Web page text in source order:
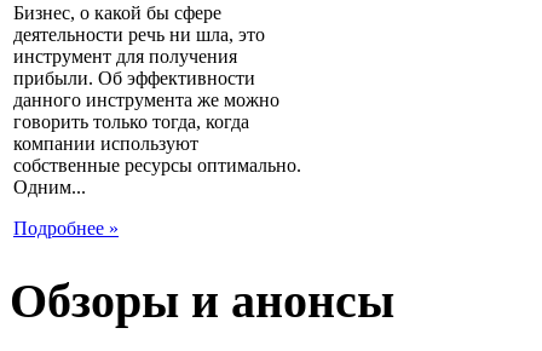
Бизнес, о какой бы сфере
деятельности речь ни шла, это
инструмент для получения
прибыли. Об эффективности
данного инструмента же можно
говорить только тогда, когда
компании используют
собственные ресурсы оптимально.
Одним...
Подробнее »
Обзоры и анонсы